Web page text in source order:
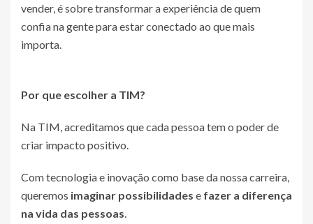
vender, é sobre transformar a experiência de quem
confia na gente para estar conectado ao que mais
importa.
Por que escolher a TIM?
Na TIM, acreditamos que cada pessoa tem o poder de
criar impacto positivo.
Com tecnologia e inovação como base da nossa carreira,
queremos imaginar possibilidades e fazer a diferença
na vida das pessoas.